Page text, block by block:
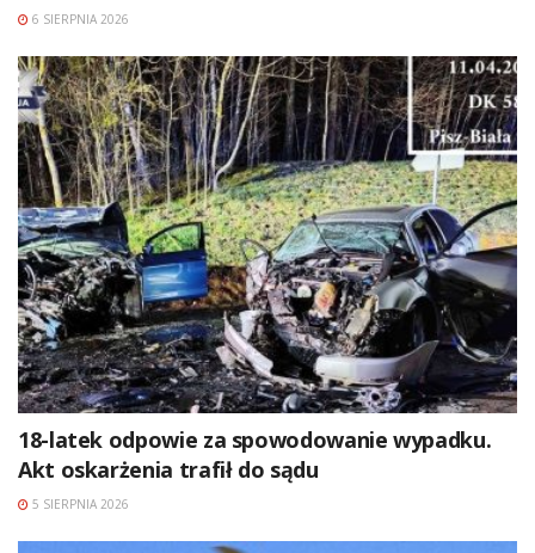
6 SIERPNIA 2026
18-latek odpowie za spowodowanie wypadku.
Akt oskarżenia trafił do sądu
5 SIERPNIA 2026